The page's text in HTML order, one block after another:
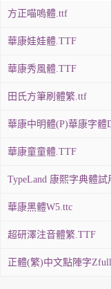
方正喵嗚體.ttf
華康娃娃體.TTF
華康秀風體.TTF
田氏方筆刷體繁.ttf
華康中明體(P)華康字體
華康童童體.TTF
TypeLand 康熙字典體試
華康黑體W5.ttc
超研澤注音體繁.TTF
正體(繁)中文點陣字